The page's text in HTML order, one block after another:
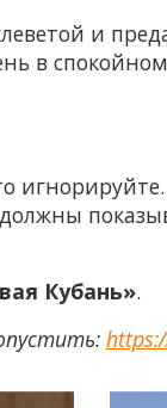
и
в
Кубань».